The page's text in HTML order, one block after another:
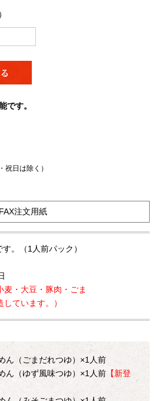
です。
祝日は除く）
FAX注文用紙
。（1人前パック）
麦・大豆・豚肉・ごま
しています。）
ん（ごまだれつゆ）×1人前
ん（ゆず風味つゆ）×1人前【新登